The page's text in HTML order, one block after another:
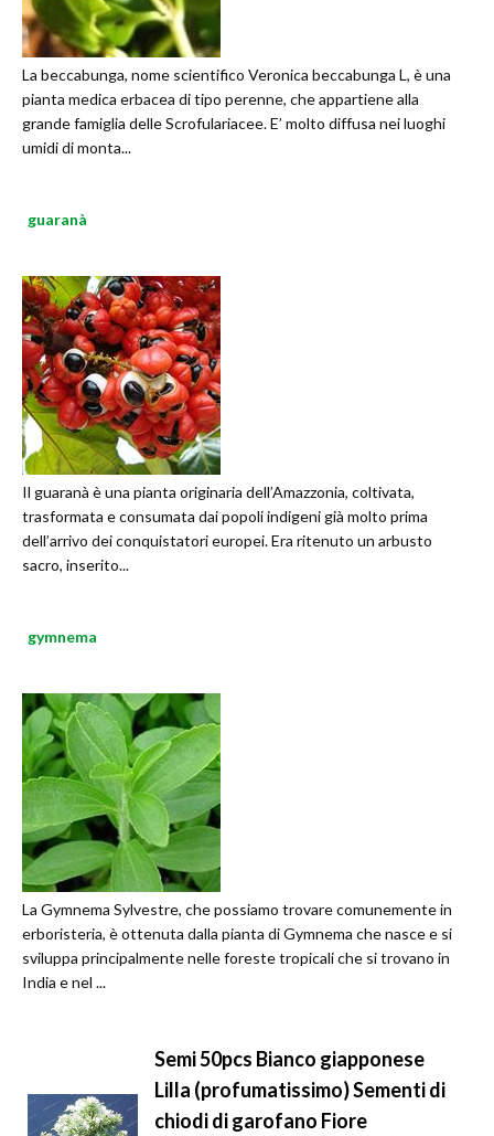
La beccabunga, nome scientifico Veronica beccabunga L, è una
pianta medica erbacea di tipo perenne, che appartiene alla
grande famiglia delle Scrofulariacee. E’ molto diffusa nei luoghi
umidi di monta...
guaranà
Il guaranà è una pianta originaria dell’Amazzonia, coltivata,
trasformata e consumata dai popoli indigeni già molto prima
dell’arrivo dei conquistatori europei. Era ritenuto un arbusto
sacro, inserito...
gymnema
La Gymnema Sylvestre, che possiamo trovare comunemente in
erboristeria, è ottenuta dalla pianta di Gymnema che nasce e si
sviluppa principalmente nelle foreste tropicali che si trovano in
India e nel ...
Semi 50pcs Bianco giapponese
Lilla (profumatissimo) Sementi di
chiodi di garofano Fiore